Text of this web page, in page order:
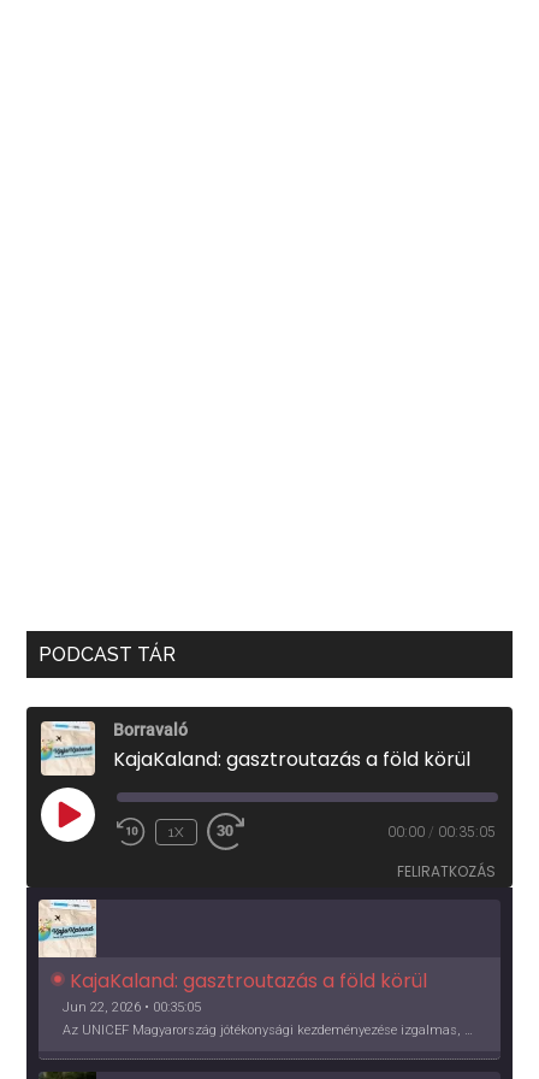
PODCAST TÁR
Borravaló
KajaKaland: gasztroutazás a föld körül
PLAY
EPISODE
1X 00:00 / 00:35:05
FELIRATKOZÁS
KajaKaland: gasztroutazás a föld körül
Jun 22, 2026 • 00:35:05
Az UNICEF Magyarország jótékonysági kezdeményezése izgalmas, egész éves világkörüli ízutazásra hív, igazi családi program és gasztroedukáció, illetve segítség a rászorulóknak is egyben.